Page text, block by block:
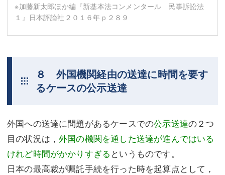
※加藤新太郎ほか編『新基本法コンメンタール 民事訴訟法
１』日本評論社２０１６年ｐ２８９
８ 外国機関経由の送達に時間を要す
るケースの公示送達
外国への送達に問題があるケースでの公示送達の２つ
目の状況は，外国の機関を通した送達が進んではいる
けれど時間がかかりすぎる というものです。
日本の最高裁が嘱託手続を行った時を起算点として，